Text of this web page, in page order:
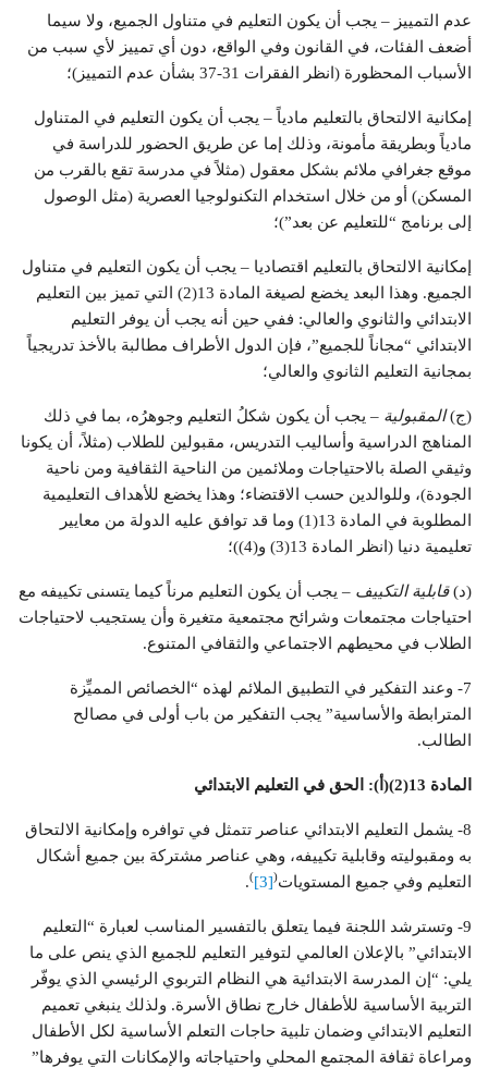
عدم التمييز – يجب أن يكون التعليم في متناول الجميع، ولا سيما
أضعف الفئات، في القانون وفي الواقع، دون أي تمييز لأي سبب من
الأسباب المحظورة (انظر الفقرات 31-37 بشأن عدم التمييز)؛
إمكانية الالتحاق بالتعليم مادياً – يجب أن يكون التعليم في المتناول
مادياً وبطريقة مأمونة، وذلك إما عن طريق الحضور للدراسة في
موقع جغرافي ملائم بشكل معقول (مثلاً في مدرسة تقع بالقرب من
المسكن) أو من خلال استخدام التكنولوجيا العصرية (مثل الوصول
إلى برنامج “للتعليم عن بعد”)؛
إمكانية الالتحاق بالتعليم اقتصاديا – يجب أن يكون التعليم في متناول
الجميع. وهذا البعد يخضع لصيغة المادة 13(2) التي تميز بين التعليم
الابتدائي والثانوي والعالي: ففي حين أنه يجب أن يوفر التعليم
الابتدائي “مجاناً للجميع”، فإن الدول الأطراف مطالبة بالأخذ تدريجياً
بمجانية التعليم الثانوي والعالي؛
(ج)المقبولية – يجب أن يكون شكلُ التعليم وجوهرُه، بما في ذلك
المناهج الدراسية وأساليب التدريس، مقبولين للطلاب (مثلاً، أن يكونا
وثيقي الصلة بالاحتياجات وملائمين من الناحية الثقافية ومن ناحية
الجودة)، وللوالدين حسب الاقتضاء؛ وهذا يخضع للأهداف التعليمية
المطلوبة في المادة 13(1) وما قد توافق عليه الدولة من معايير
تعليمية دنيا (انظر المادة 13(3) و(4))؛
(د)قابلية التكييف – يجب أن يكون التعليم مرناً كيما يتسنى تكييفه مع
احتياجات مجتمعات وشرائح مجتمعية متغيرة وأن يستجيب لاحتياجات
الطلاب في محيطهم الاجتماعي والثقافي المتنوع.
7- وعند التفكير في التطبيق الملائم لهذه “الخصائص المميِّزة
المترابطة والأساسية” يجب التفكير من باب أولى في مصالح
الطالب.
المادة 13(2)(أ): الحق في التعليم الابتدائي
8- يشمل التعليم الابتدائي عناصر تتمثل في توافره وإمكانية الالتحاق
به ومقبوليته وقابلية تكييفه، وهي عناصر مشتركة بين جميع أشكال
التعليم وفي جميع المستويات(
[3]
)
.
9- وتسترشد اللجنة فيما يتعلق بالتفسير المناسب لعبارة “التعليم
الابتدائي” بالإعلان العالمي لتوفير التعليم للجميع الذي ينص على ما
يلي: “إن المدرسة الابتدائية هي النظام التربوي الرئيسي الذي يوفّر
التربية الأساسية للأطفال خارج نطاق الأسرة. ولذلك ينبغي تعميم
التعليم الابتدائي وضمان تلبية حاجات التعلم الأساسية لكل الأطفال
ومراعاة ثقافة المجتمع المحلي واحتياجاته والإمكانات التي يوفرها”